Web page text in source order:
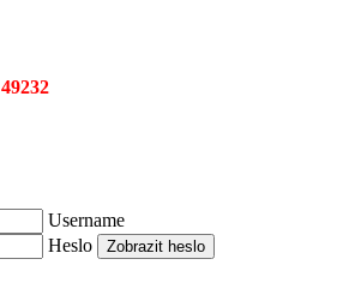
49232
Username
Heslo
Zobrazit heslo